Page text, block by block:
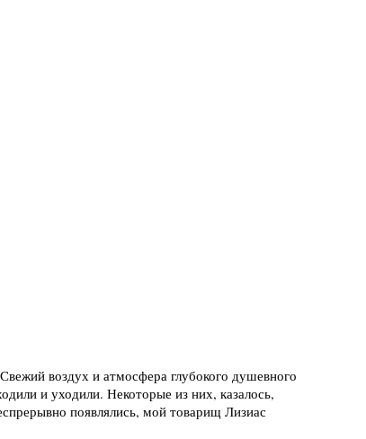
воздух и атмосфера глубокого душевного
и уходили. Некоторые из них, казалось,
появлялись, мой товарищ Лизиас